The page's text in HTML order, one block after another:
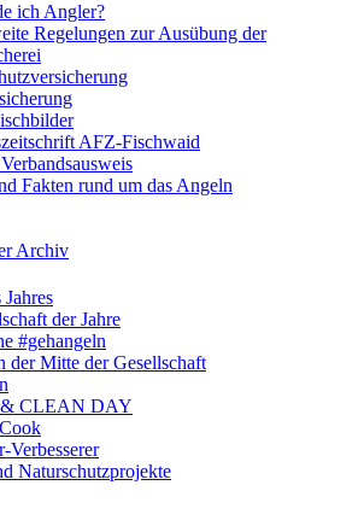
ich Angler?
Regelungen zur Ausübung der
AFZ-Fischwaid
Fakten rund um das Angeln
Archiv
Jahres
der Jahre
#gehangeln
der Mitte der Gesellschaft
CLEAN DAY
Verbesserer
Naturschutzprojekte